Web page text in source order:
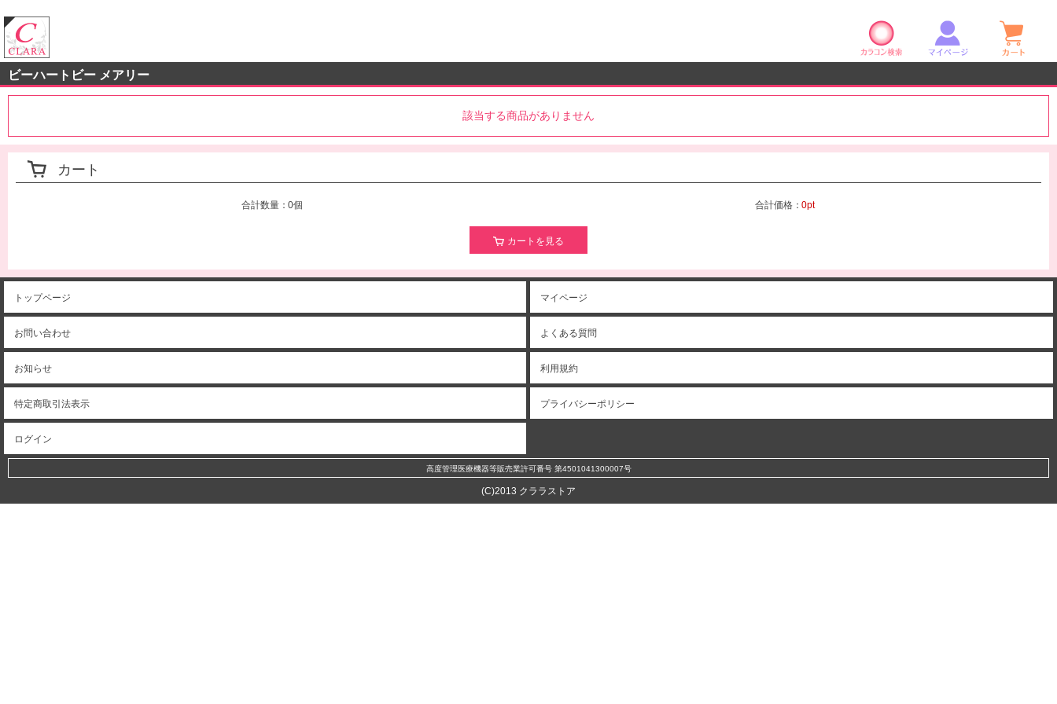
カラコン検索 マイページ
ビーハートビー メアリー
該当する商品がありません
カート
合計数量：0個 合計価格：0pt
カートを見る
トップページ マイページ
お問い合わせ よくある質問
お知らせ 利用規約
特定商取引法表示 プライバシーポリシー
ログイン
高度管理医療機器等販売業許可番号 第4501041300007号
(C)2013 クララストア